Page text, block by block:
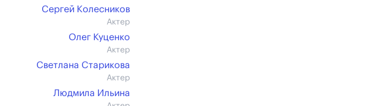
Сергей Колесников
Актер
Олег Куценко
Актер
Светлана Старикова
Актер
Людмила Ильина